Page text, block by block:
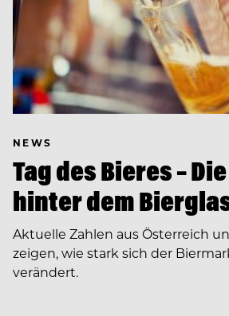
NEWS
Tag des Bieres –
hinter dem
Aktuelle Zahlen aus Österreich
zeigen, wie stark sich der
verändert.